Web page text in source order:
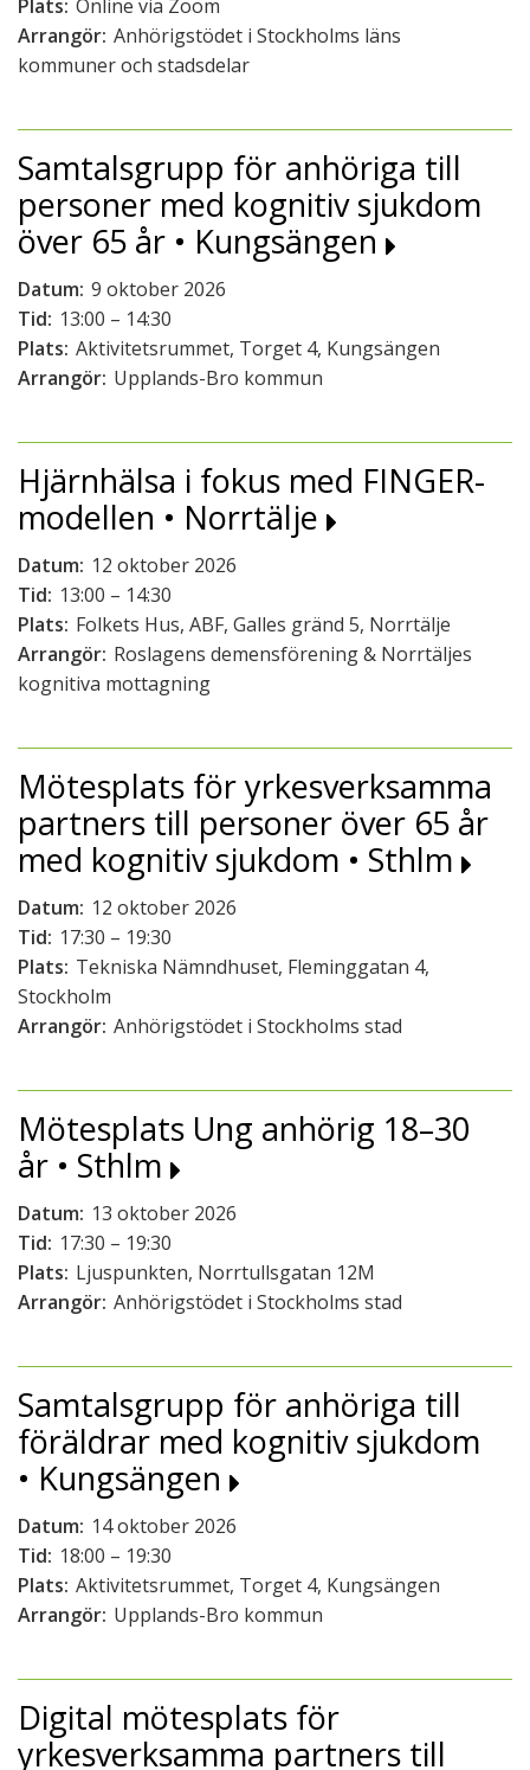
Plats: Online via Zoom
Arrangör: Anhörigstödet i Stockholms läns
kommuner och stadsdelar
Samtalsgrupp för anhöriga till
personer med kognitiv sjukdom
över 65 år • Kungsängen
Datum: 9 oktober 2026
Tid: 13:00 – 14:30
Plats: Aktivitetsrummet, Torget 4, Kungsängen
Arrangör: Upplands-Bro kommun
Hjärnhälsa i fokus med FINGER-
modellen • Norrtälje
Datum: 12 oktober 2026
Tid: 13:00 – 14:30
Plats: Folkets Hus, ABF, Galles gränd 5, Norrtälje
Arrangör: Roslagens demensförening & Norrtäljes
kognitiva mottagning
Mötesplats för yrkesverksamma
partners till personer över 65 år
med kognitiv sjukdom • Sthlm
Datum: 12 oktober 2026
Tid: 17:30 – 19:30
Plats: Tekniska Nämndhuset, Fleminggatan 4,
Stockholm
Arrangör: Anhörigstödet i Stockholms stad
Mötesplats Ung anhörig 18–30
år • Sthlm
Datum: 13 oktober 2026
Tid: 17:30 – 19:30
Plats: Ljuspunkten, Norrtullsgatan 12M
Arrangör: Anhörigstödet i Stockholms stad
Samtalsgrupp för anhöriga till
föräldrar med kognitiv sjukdom
• Kungsängen
Datum: 14 oktober 2026
Tid: 18:00 – 19:30
Plats: Aktivitetsrummet, Torget 4, Kungsängen
Arrangör: Upplands-Bro kommun
Digital mötesplats för
yrkesverksamma partners till